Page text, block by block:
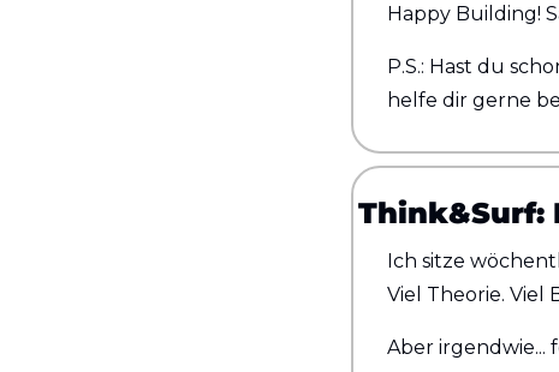
Happy Building!
P.S.: Hast du
helfe dir gerne
Think&Surf:
Ich sitze
Viel Theorie. Viel
Aber irgendwie...